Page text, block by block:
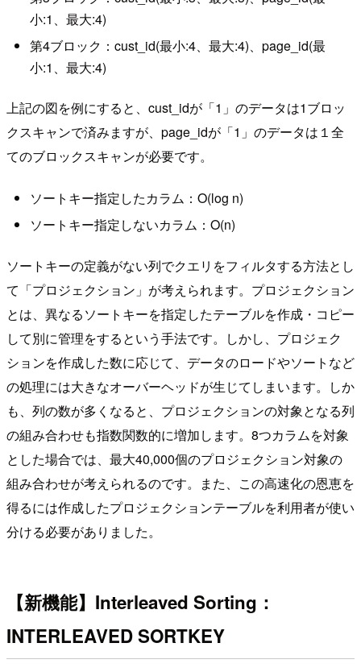
小:1、最大:4)
第4ブロック：cust_id(最小:4、最大:4)、page_id(最
小:1、最大:4)
上記の図を例にすると、cust_idが「1」のデータは1ブロッ
クスキャンで済みますが、page_idが「1」のデータは１全
てのブロックスキャンが必要です。
ソートキー指定したカラム：O(log n)
ソートキー指定しないカラム：O(n)
ソートキーの定義がない列でクエリをフィルタする方法とし
て「プロジェクション」が考えられます。プロジェクション
とは、異なるソートキーを指定したテーブルを作成・コピー
して別に管理をするという手法です。しかし、プロジェク
ションを作成した数に応じて、データのロードやソートなど
の処理には大きなオーバーヘッドが生じてしまいます。しか
も、列の数が多くなると、プロジェクションの対象となる列
の組み合わせも指数関数的に増加します。8つカラムを対象
とした場合では、最大40,000個のプロジェクション対象の
組み合わせが考えられるのです。また、この高速化の恩恵を
得るには作成したプロジェクションテーブルを利用者が使い
分ける必要がありました。
【新機能】Interleaved Sorting：
INTERLEAVED SORTKEY